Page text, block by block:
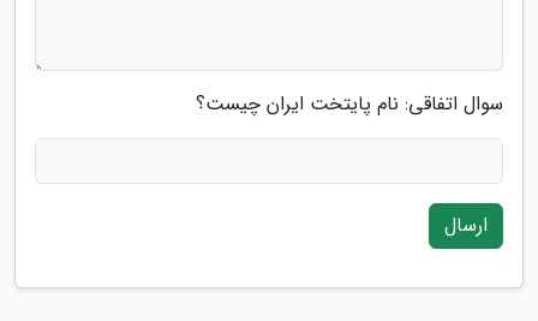
سوال اتفاقی: نام پایتخت ایران چیست؟
ارسال